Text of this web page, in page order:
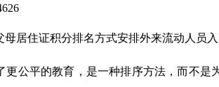
居住证积分排名方式安排外来流动人员
更公平的教育，是一种排序方法，而不